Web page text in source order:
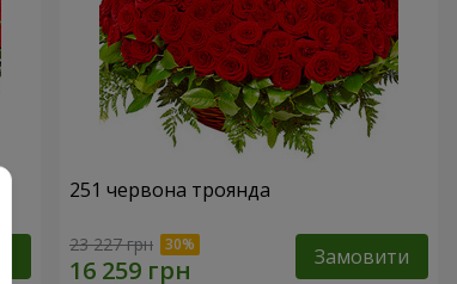
251 червона троянда
23 227 грн Замовити